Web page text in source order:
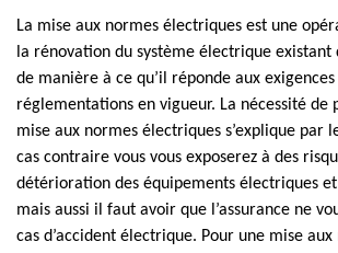
La mise aux normes électriques est une
la rénovation du système électrique existant
de manière à ce qu’il réponde aux
réglementations en vigueur. La nécessité de
mise aux normes électriques s’explique par
cas contraire vous vous exposerez à des
détérioration des équipements électriques
mais aussi il faut avoir que l’assurance ne
cas d’accident électrique. Pour une mise